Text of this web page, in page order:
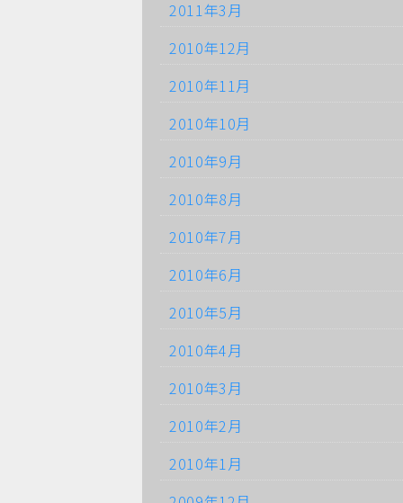
2011年3月
2010年12月
2010年11月
2010年10月
2010年9月
2010年8月
2010年7月
2010年6月
2010年5月
2010年4月
2010年3月
2010年2月
2010年1月